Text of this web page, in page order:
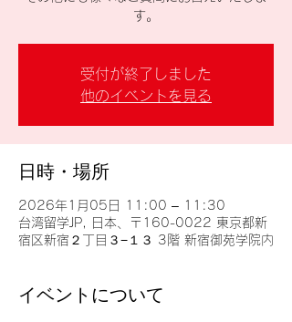
す。
受付が終了しました
他のイベントを見る
日時・場所
2026年1月05日 11:00 – 11:30
台湾留学JP, 日本、〒160-0022 東京都新
宿区新宿２丁目３−１３ 3階 新宿御苑学院内
イベントについて